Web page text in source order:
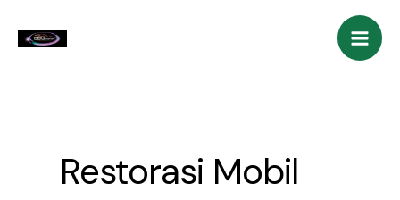
Restorasi Mobil